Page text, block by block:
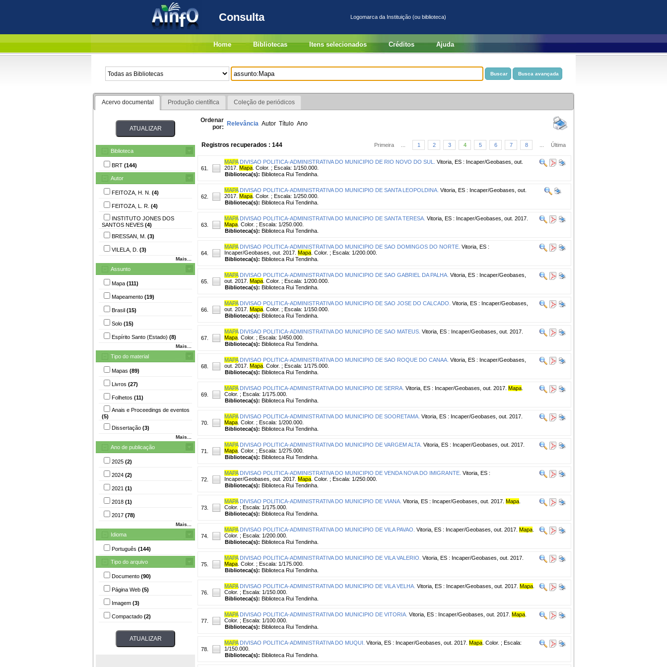
Consulta Logomarca da Instituição (ou biblioteca)
Home Bibliotecas Itens selecionados Créditos Ajuda
Acervo documental Produção científica Coleção de periódicos
Biblioteca
BRT (144)
Autor
FEITOZA, H. N. (4)
FEITOZA, L. R. (4)
INSTITUTO JONES DOS
SANTOS NEVES (4)
BRESSAN, M. (3)
VILELA, D. (3)
Mais...
Assunto
Mapa (111)
Mapeamento (19)
Brasil (15)
Solo (15)
Espírito Santo (Estado) (8)
Mais...
Tipo do material
Mapas (89)
Livros (27)
Folhetos (11)
Anais e Proceedings de eventos
(5)
Dissertação (3)
Mais...
Ano de publicação
2025 (2)
2024 (2)
2021 (1)
2018 (1)
2017 (78)
Mais...
Idioma
Português (144)
Tipo do arquivo
Documento (90)
Página Web (5)
Imagem (3)
Compactado (2)
Ordenar
por: Relevância Autor Título Ano
Registros recuperados : 144 Primeira 1 2 3 4 5 6 7 8 Última
61.
MAPADIVISAO POLITICA-ADMINISTRATIVA DO MUNICIPIO DE RIO NOVO DO SUL.
Vitoria, ES : Incaper/Geobases, out.
2017. Mapa . Color. ; Escala: 1/150.000.
Biblioteca(s): Biblioteca Rui Tendinha.
62.
MAPADIVISAO POLITICA-ADMINISTRATIVA DO MUNICIPIO DE SANTA LEOPOLDINA. Vitoria, ES : Incaper/Geobases, out.
2017. Mapa . Color. ; Escala: 1/250.000.
Biblioteca(s): Biblioteca Rui Tendinha.
63.
MAPADIVISAO POLITICA-ADMINISTRATIVA DO MUNICIPIO DE SANTA TERESA. Vitoria, ES : Incaper/Geobases, out. 2017.
Mapa . Color. ; Escala: 1/250.000.
Biblioteca(s): Biblioteca Rui Tendinha.
64.
MAPADIVISAO POLITICA-ADMINISTRATIVA DO MUNICIPIO DE SAO DOMINGOS DO NORTE. Vitoria, ES :
Incaper/Geobases, out. 2017. Mapa . Color. ; Escala: 1/200.000.
Biblioteca(s): Biblioteca Rui Tendinha.
65.
MAPADIVISAO POLITICA-ADMINISTRATIVA DO MUNICIPIO DE SAO GABRIEL DA PALHA. Vitoria, ES : Incaper/Geobases,
out. 2017. Mapa . Color. ; Escala: 1/200.000.
Biblioteca(s): Biblioteca Rui Tendinha.
66.
MAPADIVISAO POLITICA-ADMINISTRATIVA DO MUNICIPIO DE SAO JOSE DO CALCADO. Vitoria, ES : Incaper/Geobases,
out. 2017. Mapa . Color. ; Escala: 1/150.000.
Biblioteca(s): Biblioteca Rui Tendinha.
67.
MAPADIVISAO POLITICA-ADMINISTRATIVA DO MUNICIPIO DE SAO MATEUS. Vitoria, ES : Incaper/Geobases, out. 2017.
Mapa . Color. ; Escala: 1/450.000.
Biblioteca(s): Biblioteca Rui Tendinha.
68.
MAPADIVISAO POLITICA-ADMINISTRATIVA DO MUNICIPIO DE SAO ROQUE DO CANAA. Vitoria, ES : Incaper/Geobases,
out. 2017. Mapa . Color. ; Escala: 1/175.000.
Biblioteca(s): Biblioteca Rui Tendinha.
69.
MAPADIVISAO POLITICA-ADMINISTRATIVA DO MUNICIPIO DE SERRA. Vitoria, ES : Incaper/Geobases, out. 2017. Mapa
Color. ; Escala: 1/175.000.
Biblioteca(s): Biblioteca Rui Tendinha.
70.
MAPADIVISAO POLITICA-ADMINISTRATIVA DO MUNICIPIO DE SOORETAMA. Vitoria, ES : Incaper/Geobases, out. 2017.
Mapa . Color. ; Escala: 1/200.000.
Biblioteca(s): Biblioteca Rui Tendinha.
71.
MAPADIVISAO POLITICA-ADMINISTRATIVA DO MUNICIPIO DE VARGEM ALTA. Vitoria, ES : Incaper/Geobases, out. 2017.
Mapa . Color. ; Escala: 1/275.000.
Biblioteca(s): Biblioteca Rui Tendinha.
72.
MAPADIVISAO POLITICA-ADMINISTRATIVA DO MUNICIPIO DE VENDA NOVA DO IMIGRANTE. Vitoria, ES :
Incaper/Geobases, out. 2017. Mapa . Color. ; Escala: 1/250.000.
Biblioteca(s): Biblioteca Rui Tendinha.
73.
MAPADIVISAO POLITICA-ADMINISTRATIVA DO MUNICIPIO DE VIANA. Vitoria, ES : Incaper/Geobases, out. 2017. Mapa
Color. ; Escala: 1/175.000.
Biblioteca(s): Biblioteca Rui Tendinha.
74.
MAPADIVISAO POLITICA-ADMINISTRATIVA DO MUNICIPIO DE VILA PAVAO. Vitoria, ES : Incaper/Geobases, out. 2017. Mapa
Color. ; Escala: 1/200.000.
Biblioteca(s): Biblioteca Rui Tendinha.
75.
MAPADIVISAO POLITICA-ADMINISTRATIVA DO MUNICIPIO DE VILA VALERIO. Vitoria, ES : Incaper/Geobases, out. 2017.
Mapa . Color. ; Escala: 1/175.000.
Biblioteca(s): Biblioteca Rui Tendinha.
76.
MAPADIVISAO POLITICA-ADMINISTRATIVA DO MUNICIPIO DE VILA VELHA. Vitoria, ES : Incaper/Geobases, out. 2017. Mapa
Color. ; Escala: 1/150.000.
Biblioteca(s): Biblioteca Rui Tendinha.
77.
MAPADIVISAO POLITICA-ADMINISTRATIVA DO MUNICIPIO DE VITORIA. Vitoria, ES : Incaper/Geobases, out. 2017. Mapa
Color. ; Escala: 1/100.000.
Biblioteca(s): Biblioteca Rui Tendinha.
78.
MAPADIVISAO POLITICA-ADMINISTRATIVA DO MUQUI. Vitoria, ES : Incaper/Geobases, out. 2017. Mapa . Color. ; Escala:
1/150.000.
Biblioteca(s): Biblioteca Rui Tendinha.